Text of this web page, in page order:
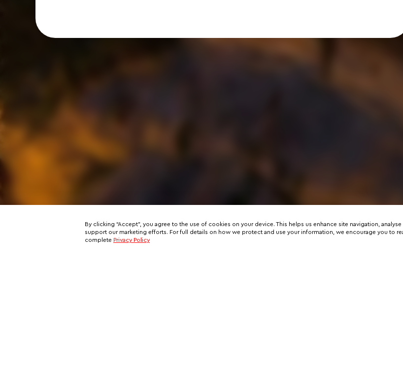
By clicking “Accept”, you agree to the use of cookies on your device. This helps us enhance site navigation, analyse
support our marketing efforts. For full details on how we protect and use your information, we encourage you to
complete Privacy Policy